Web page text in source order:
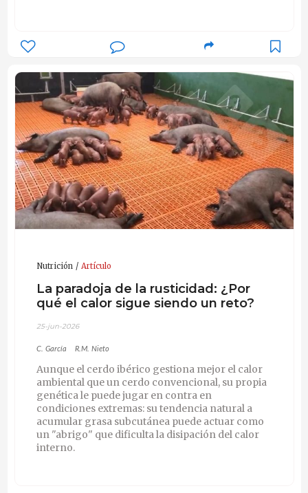
Nutrición Artículo
La paradoja de la rusticidad: ¿Por
qué el calor sigue siendo un reto?
25-jun-2026
C. García R.M. Nieto
Aunque el cerdo ibérico gestiona mejor el calor
ambiental que un cerdo convencional, su propia
genética le puede jugar en contra en
condiciones extremas: su tendencia natural a
acumular grasa subcutánea puede actuar como
un "abrigo" que dificulta la disipación del calor
interno.